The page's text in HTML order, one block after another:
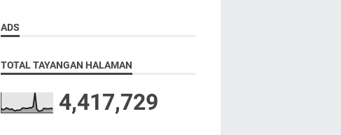
ADS
TOTAL TAYANGAN HALAMAN
4,417,729